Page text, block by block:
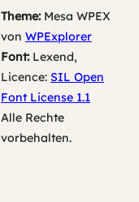
Theme:Mesa WPEX
von WPExplorer
Font:Lexend,
Licence: SIL Open
Font License 1.1
Alle Rechte
vorbehalten.